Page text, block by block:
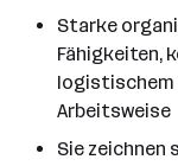
Starke
Fähigkeiten,
logistischem
Arbeitsweise
Sie zeichnen